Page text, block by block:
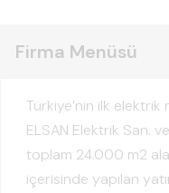
Firma Menüsü
Türkiye’nin ilk
ELSAN Elektrik San.
toplam 24.000 m2
içerisinde yapılan